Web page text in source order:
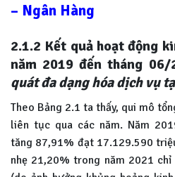
– Ngân Hàng
2.1.2 Kết quả hoạt động
năm 2019 đến tháng 06/
quát đa dạng hóa dịch vụ
Theo Bảng 2.1 ta thấy, qui mô
liên tục qua các năm. Năm
tăng 87,91% đạt 17.129.590
nhẹ 21,20% trong năm 2021